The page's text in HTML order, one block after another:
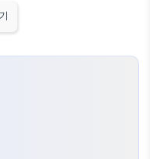
는 33세이며, 키는
겨진 면..